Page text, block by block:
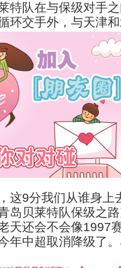
特队在与保级对手
环交手外，与天津和
这9分我们从谁身上
贝莱特队保级之路
天还会不会像1997
年中超取消降级了